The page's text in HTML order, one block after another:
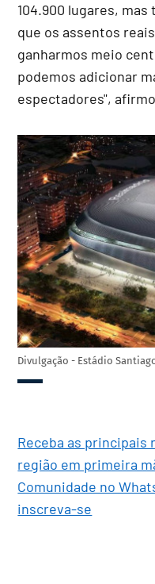
104.900 lugares,
que os assentos
ganharmos meio
podemos adicionar
espectadores",
Divulgação - Estádio
Receba as principais
região em primeira
Comunidade no
inscreva-se